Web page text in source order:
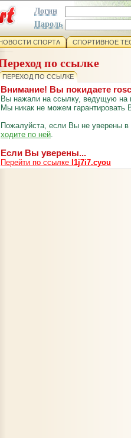
Логин
Пароль
СПОРТА СПОРТИВНОЕ
по ссылке
ПЕРЕХОД ПО ССЫЛКЕ
Внимание! Вы покидаете
Вы нажали на ссылку, ведущую на
Мы никак не можем гарантировать
Пожалуйста, если Вы не уверены
ходите по ней.
Если Вы уверены...
Перейти по ссылке l1j7i7.cyou